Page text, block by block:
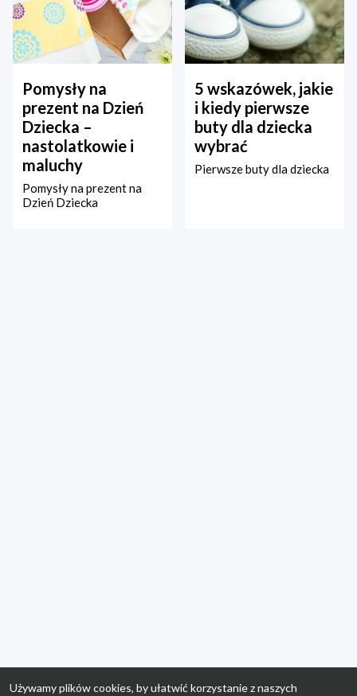
Pomysły na
prezent na Dzień
Dziecka –
nastolatkowie i
maluchy
Pomysły na prezent na
Dzień Dziecka
5 wskazówek, jakie
i kiedy pierwsze
buty dla dziecka
wybrać
Pierwsze buty dla dziecka
Używamy plików cookies, by ułatwić korzystanie z naszych